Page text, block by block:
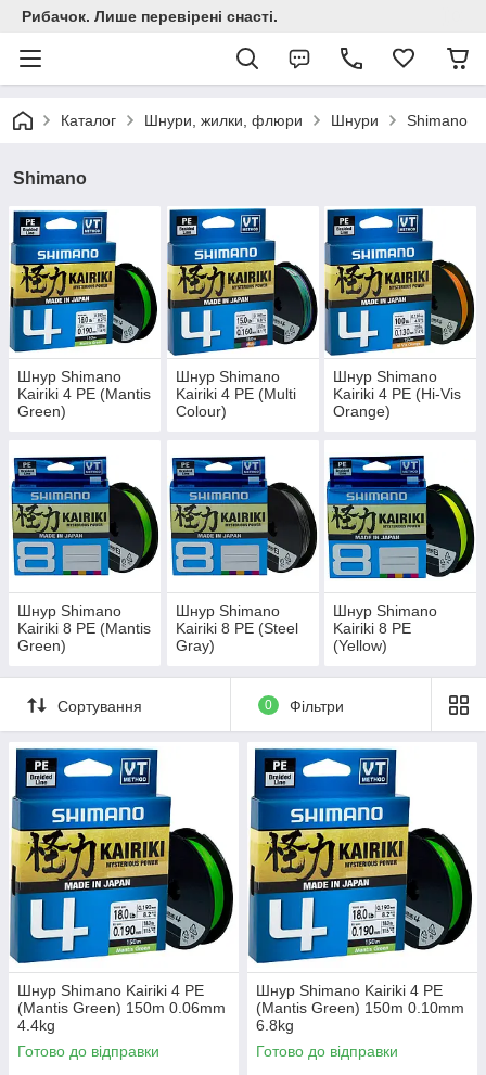
Рибачок. Лише перевірені снасті.
Каталог Шнури, жилки, флюри Шнури Shimano
Shimano
Шнур Shimano
Kairiki 4 PE (Mantis
Green)
Шнур Shimano
Kairiki 4 PE (Multi
Colour)
Шнур Shimano
Kairiki 4 PE (Hi-Vis
Orange)
Шнур Shimano
Kairiki 8 PE (Mantis
Green)
Шнур Shimano
Kairiki 8 PE (Steel
Gray)
Шнур Shimano
Kairiki 8 PE
(Yellow)
Сортування 0 Фільтри
Шнур Shimano Kairiki 4 PE
(Mantis Green) 150m 0.06mm
4.4kg
Готово до відправки
Шнур Shimano Kairiki 4 PE
(Mantis Green) 150m 0.10mm
6.8kg
Готово до відправки